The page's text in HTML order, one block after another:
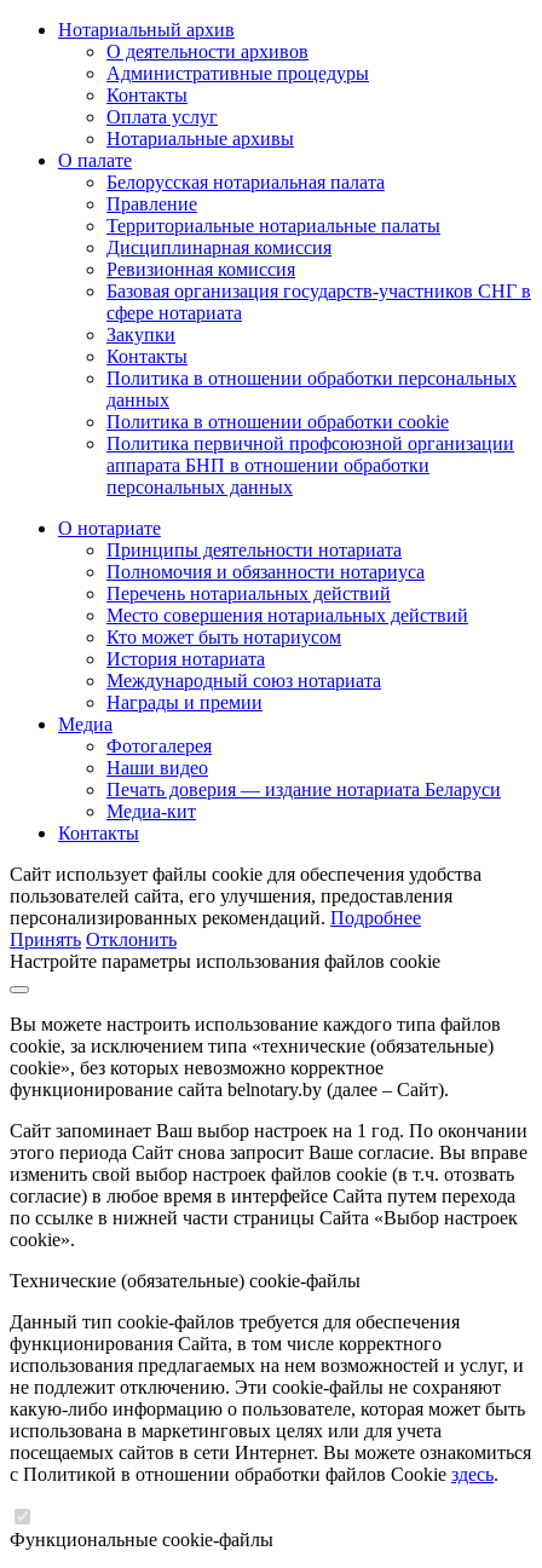
Нотариальный архив
О деятельности архивов
Административные процедуры
Контакты
Оплата услуг
Нотариальные архивы
О палате
Белорусская нотариальная палата
Правление
Территориальные нотариальные палаты
Дисциплинарная комиссия
Ревизионная комиссия
Базовая организация государств-участников СНГ в
сфере нотариата
Закупки
Контакты
Политика в отношении обработки персональных
данных
Политика в отношении обработки cookie
Политика первичной профсоюзной организации
аппарата БНП в отношении обработки
персональных данных
О нотариате
Принципы деятельности нотариата
Полномочия и обязанности нотариуса
Перечень нотариальных действий
Место совершения нотариальных действий
Кто может быть нотариусом
История нотариата
Международный союз нотариата
Награды и премии
Медиа
Фотогалерея
Наши видео
Печать доверия — издание нотариата Беларуси
Медиа-кит
Контакты
Сайт использует файлы cookie для обеспечения удобства
пользователей сайта, его улучшения, предоставления
персонализированных рекомендаций. Подробнее
Принять Отклонить
Настройте параметры использования файлов cookie
Вы можете настроить использование каждого типа файлов
cookie, за исключением типа «технические (обязательные)
cookie», без которых невозможно корректное
функционирование сайта belnotary.by (далее – Сайт).
Сайт запоминает Ваш выбор настроек на 1 год. По окончании
этого периода Сайт снова запросит Ваше согласие. Вы вправе
изменить свой выбор настроек файлов cookie (в т.ч. отозвать
согласие) в любое время в интерфейсе Сайта путем перехода
по ссылке в нижней части страницы Сайта «Выбор настроек
cookie».
Технические (обязательные) cookie-файлы
Данный тип cookie-файлов требуется для обеспечения
функционирования Сайта, в том числе корректного
использования предлагаемых на нем возможностей и услуг, и
не подлежит отключению. Эти cookie-файлы не сохраняют
какую-либо информацию о пользователе, которая может быть
использована в маркетинговых целях или для учета
посещаемых сайтов в сети Интернет. Вы можете ознакомиться
с Политикой в отношении обработки файлов Cookie здесь.
Функциональные cookie-файлы